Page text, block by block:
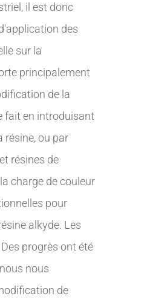
il est donc
des
sur la
principalement
de la
fait en introduisant
résine, ou par
résines de
charge de couleur
pour
alkyde. Les
progrès ont été
nous
de